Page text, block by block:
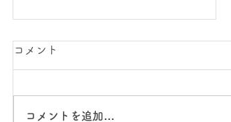
コメント
コメントを追加…